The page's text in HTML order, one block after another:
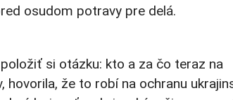
osudom potravy pre delá.
si otázku: kto a za čo teraz na
hovorila, že to robí na ochranu